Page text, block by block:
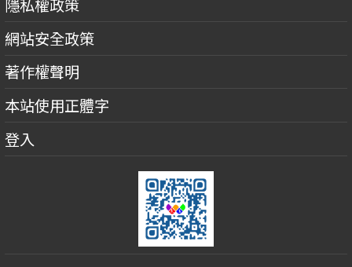
隱私權政策
網站安全政策
著作權聲明
本站使用正體字
登入